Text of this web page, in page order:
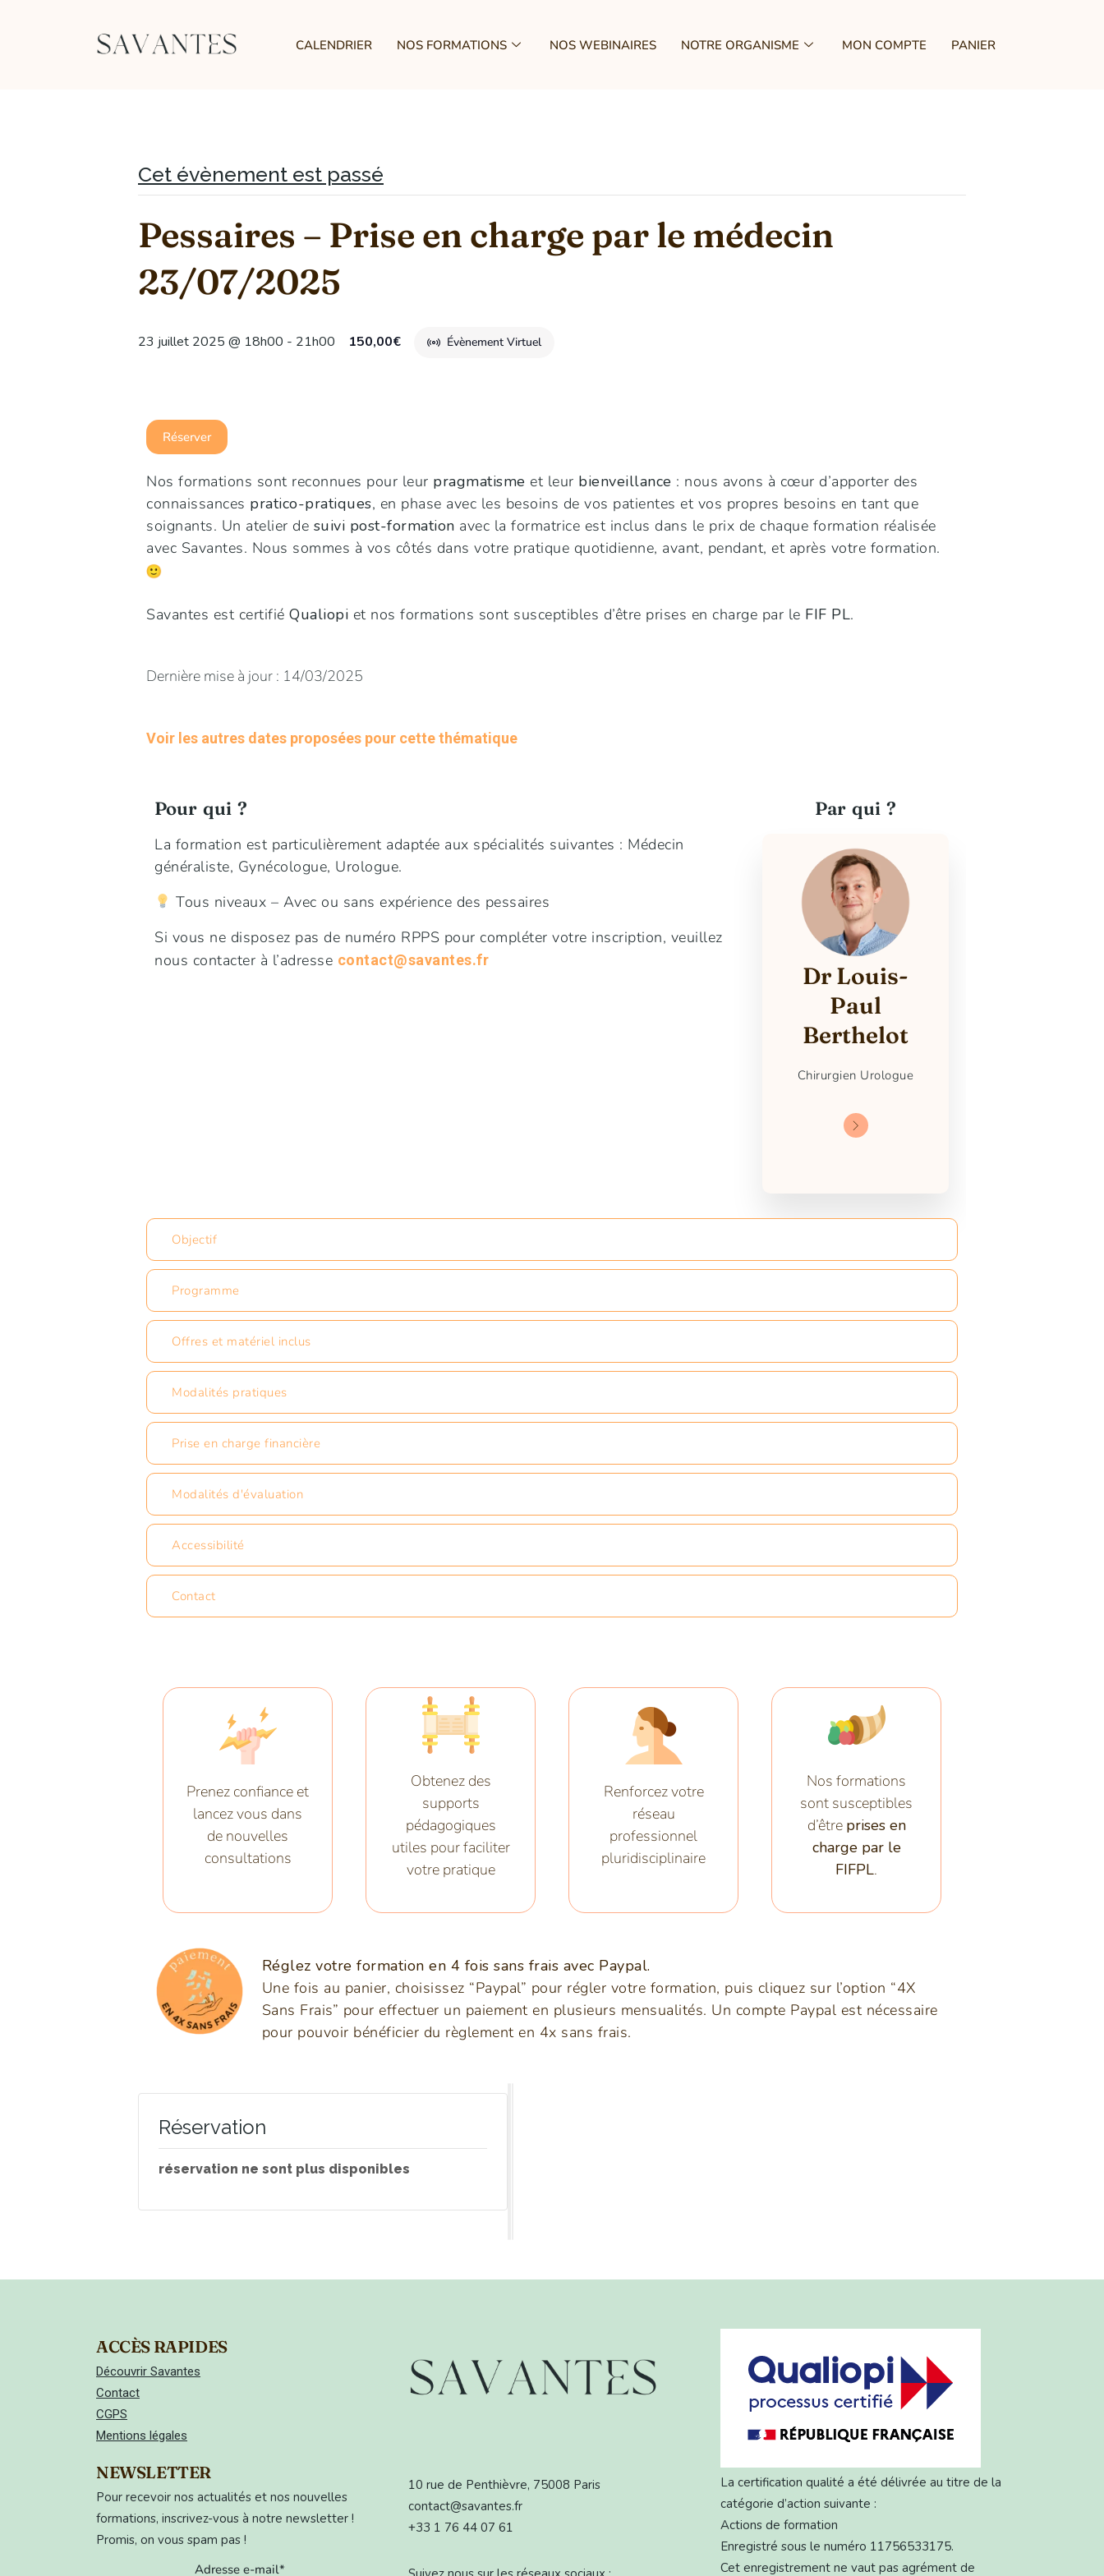
CALENDRIER NOS FORMATIONS NOS WEBINAIRES NOTRE ORGANISME MON COMPTE PANIER
Cet évènement est passé
Pessaires – Prise en charge par le médecin
23/07/2025
23 juillet 2025 @ 18h00 - 21h00 Évènement Virtuel
150,00€
Réserver
Nos formations sont reconnues pour leur pragmatisme et leur bienveillance : nous avons à cœur d’apporter des
connaissances pratico-pratiques, en phase avec les besoins de vos patientes et vos propres besoins en tant que
soignants. Un atelier de suivi post-formation avec la formatrice est inclus dans le prix de chaque formation réalisée
avec Savantes. Nous sommes à vos côtés dans votre pratique quotidienne, avant, pendant, et après votre formation.
Savantes est certifié Qualiopi et nos formations sont susceptibles d’être prises en charge par le FIF PL.
Dernière mise à jour : 14/03/2025
Voir les autres dates proposées pour cette thématique
Pour qui ?
La formation est particulièrement adaptée aux spécialités suivantes : Médecin
généraliste, Gynécologue, Urologue.
Tous niveaux – Avec ou sans expérience des pessaires
Si vous ne disposez pas de numéro RPPS pour compléter votre inscription, veuillez
nous contacter à l’adresse contact@savantes.fr
Par qui ?
Dr Louis-
Paul
Berthelot
Chirurgien Urologue
Objectif
Programme
Offres et matériel inclus
Modalités pratiques
Prise en charge financière
Modalités d'évaluation
Accessibilité
Contact
Prenez confiance et
lancez vous dans
de nouvelles
consultations
Obtenez des
supports
pédagogiques
utiles pour faciliter
votre pratique
Renforcez votre
réseau
professionnel
pluridisciplinaire
Nos formations
sont susceptibles
d’être prises en
charge par le
FIFPL.
Réglez votre formation en 4 fois sans frais avec Paypal.
Une fois au panier, choisissez “Paypal” pour régler votre formation, puis cliquez sur l’option “4X
Sans Frais” pour effectuer un paiement en plusieurs mensualités. Un compte Paypal est nécessaire
pour pouvoir bénéficier du règlement en 4x sans frais.
Réservation
réservation ne sont plus disponibles
ACCÈS RAPIDES
Découvrir Savantes
Contact
CGPS
Mentions légales
NEWSLETTER
Pour recevoir nos actualités et nos nouvelles
formations, inscrivez-vous à notre newsletter !
Promis, on vous spam pas !
Adresse e-mail*
10 rue de Penthièvre, 75008 Paris
contact@savantes.fr
+33 1 76 44 07 61
La certification qualité a été délivrée au titre de la
catégorie d’action suivante :
Actions de formation
Enregistré sous le numéro 11756533175.
Cet enregistrement ne vaut pas agrément de